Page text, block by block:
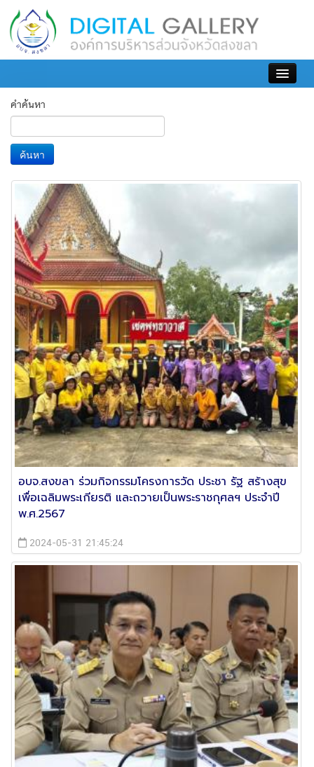
เข้าสู่ระบบ
คำค้นหา
ค้นหา
อบจ.สงขลา ร่วมกิจกรรมโครงการวัด ประชา รัฐ สร้างสุข
เพื่อเฉลิมพระเกียรติ และถวายเป็นพระราชกุศลฯ ประจำปี
พ.ศ.2567
2024-05-31 21:45:24